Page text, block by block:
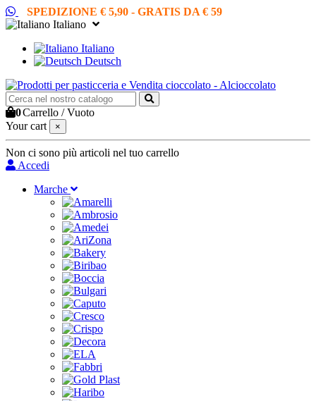
SPEDIZIONE € 5,90 - GRATIS DA € 59
Italiano
Italiano
Deutsch
0Carrello /Vuoto
Your cart
×
Non ci sono più articoli nel tuo carrello
Accedi
Marche